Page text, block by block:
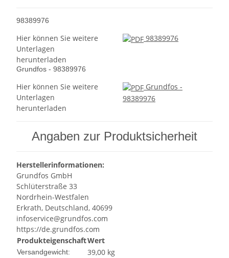
98389976
Hier können Sie weitere
Unterlagen
herunterladen
98389976
Grundfos - 98389976
Hier können Sie weitere
Unterlagen
herunterladen
Grundfos -
98389976
Angaben zur Produktsicherheit
Herstellerinformationen:
Grundfos GmbH
Schlüterstraße 33
Nordrhein-Westfalen
Erkrath, Deutschland, 40699
infoservice@grundfos.com
https://de.grundfos.com
ProdukteigenschaftWert
Versandgewicht: 39,00 kg